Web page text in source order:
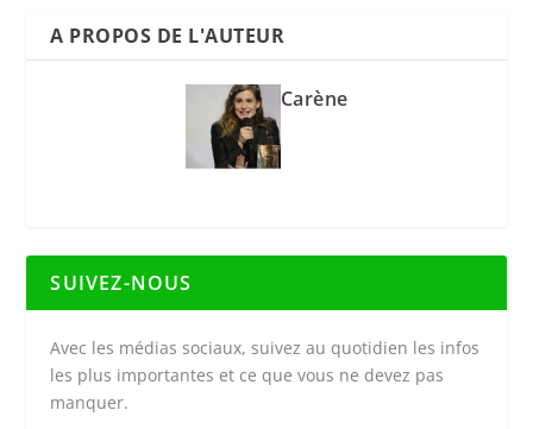
A PROPOS DE L'AUTEUR
Carène
SUIVEZ-NOUS
Avec les médias sociaux, suivez au quotidien les infos
les plus importantes et ce que vous ne devez pas
manquer.